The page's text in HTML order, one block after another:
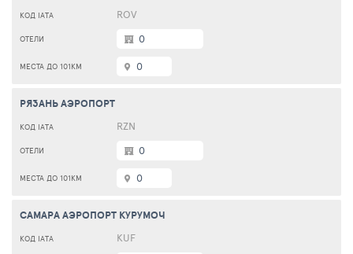
ROV
0
0
РЯЗАНЬ АЭРОПОРТ
RZN
0
0
САМАРА АЭРОПОРТ КУРУМОЧ
KUF